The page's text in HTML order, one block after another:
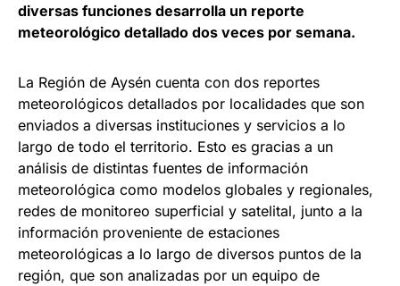
diversas funciones desarrolla un reporte
meteorológico detallado dos veces por semana.
La Región de Aysén cuenta con dos reportes
meteorológicos detallados por localidades que son
enviados a diversas instituciones y servicios a lo
largo de todo el territorio. Esto es gracias a un
análisis de distintas fuentes de información
meteorológica como modelos globales y regionales,
redes de monitoreo superficial y satelital, junto a la
información proveniente de estaciones
meteorológicas a lo largo de diversos puntos de la
región, que son analizadas por un equipo de